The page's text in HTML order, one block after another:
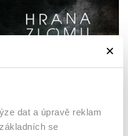
dat a úpravě reklam
se
Hrana zlomu
2021 | Česká republika | 86